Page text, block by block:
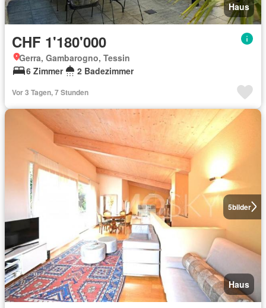
Haus
CHF 1'180'000
Gerra, Gambarogno, Tessin
6 Zimmer
2 Badezimmer
Vor 3 Tagen, 7 Stunden
5bilder
Haus